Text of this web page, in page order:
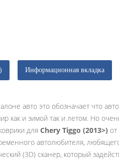
Информационная вкладка
авто это обозначает что
как и зимой так и летом. Но
для Chery Tiggo (2013>)
автолюбителя,
(3D) сканер, который